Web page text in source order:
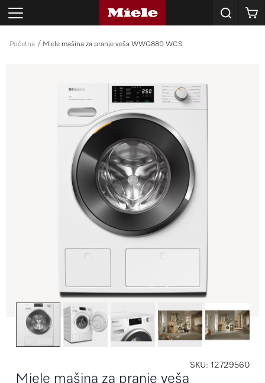
Korpa
Početna Miele mašina za pranje veša WWG880 WCS
SKU 12729560
Miele mašina za pranje veša